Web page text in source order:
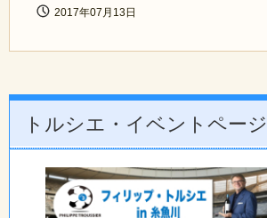
2017年07月13日
トルシエ・イベントページ